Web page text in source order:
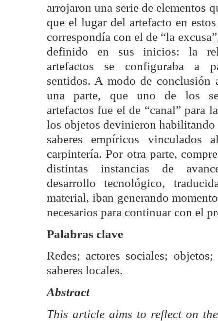
arrojaron una serie de elementos
que el lugar del artefacto en
correspondía con el de “la
definido en sus inicios: la
artefactos se configuraba a
sentidos. A modo de conclusión
una parte, que uno de los
artefactos fue el de “canal” para
los objetos devinieron habilitando
saberes empíricos
carpintería. Por otra parte,
distintas instancias de
desarrollo tecnológico,
material, iban generando
necesarios para continuar con el
Palabras clave
Redes; actores sociales;
saberes locales.
Abstract
This article aims to reflect on